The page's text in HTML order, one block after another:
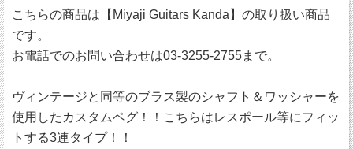
こちらの商品は【Miyaji Guitars Kanda】の取り扱い商品
です。
お電話でのお問い合わせは03-3255-2755まで。
ヴィンテージと同等のブラス製のシャフト＆ワッシャーを
使用したカスタムペグ！！こちらはレスポール等にフィッ
トする3連タイプ！！